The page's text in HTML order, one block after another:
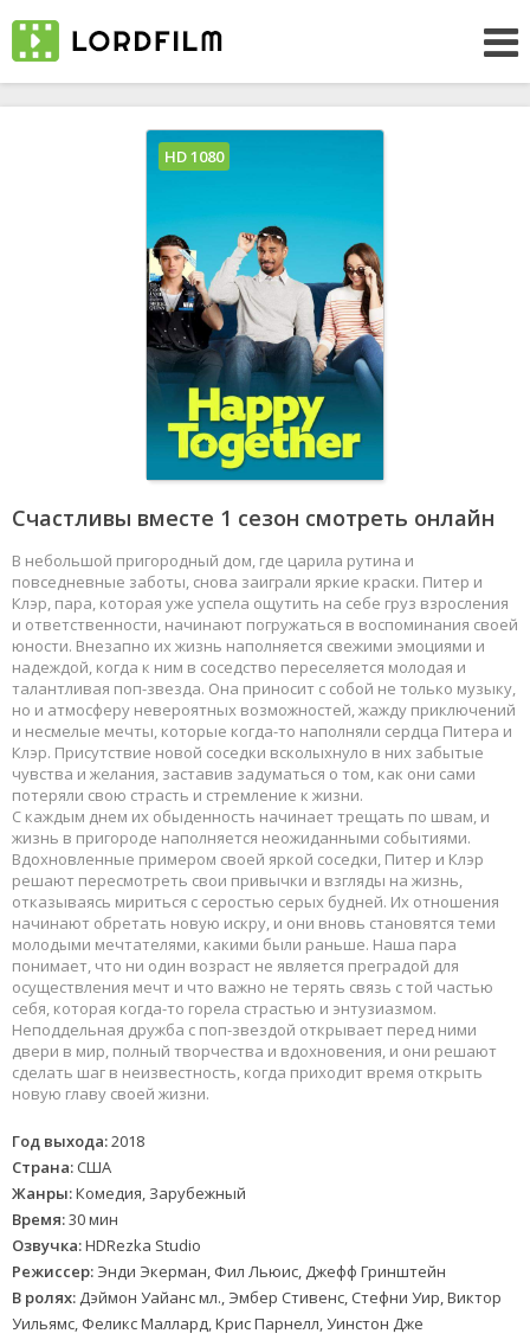
Счастливы вместе 1 сезон смотреть онлайн
В небольшой пригородный дом, где царила рутина и
повседневные заботы, снова заиграли яркие краски. Питер и
Клэр, пара, которая уже успела ощутить на себе груз взросления
и ответственности, начинают погружаться в воспоминания своей
юности. Внезапно их жизнь наполняется свежими эмоциями и
надеждой, когда к ним в соседство переселяется молодая и
талантливая поп-звезда. Она приносит с собой не только музыку,
но и атмосферу невероятных возможностей, жажду приключений
и несмелые мечты, которые когда-то наполняли сердца Питера и
Клэр. Присутствие новой соседки всколыхнуло в них забытые
чувства и желания, заставив задуматься о том, как они сами
потеряли свою страсть и стремление к жизни.
С каждым днем их обыденность начинает трещать по швам, и
жизнь в пригороде наполняется неожиданными событиями.
Вдохновленные примером своей яркой соседки, Питер и Клэр
решают пересмотреть свои привычки и взгляды на жизнь,
отказываясь мириться с серостью серых будней. Их отношения
начинают обретать новую искру, и они вновь становятся теми
молодыми мечтателями, какими были раньше. Наша пара
понимает, что ни один возраст не является преградой для
осуществления мечт и что важно не терять связь с той частью
себя, которая когда-то горела страстью и энтузиазмом.
Неподдельная дружба с поп-звездой открывает перед ними
двери в мир, полный творчества и вдохновения, и они решают
сделать шаг в неизвестность, когда приходит время открыть
новую главу своей жизни.
Год выхода:2018
Страна: США
Жанры:Комедия, Зарубежный
Время:30 мин
Озвучка:HDRezka Studio
Режиссер: Энди Экерман, Фил Льюис, Джефф Гринштейн
В ролях: Дэймон Уайанс мл., Эмбер Стивенс, Стефни Уир, Виктор
Уильямс, Феликс Маллард, Крис Парнелл, Уинстон Дже
HD 1080